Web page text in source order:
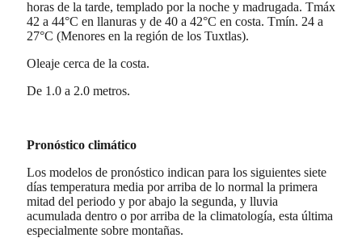
horas de la tarde, templado por la noche y madrugada. Tmáx
42 a 44°C en llanuras y de 40 a 42°C en costa. Tmín. 24 a
27°C (Menores en la región de los Tuxtlas).
Oleaje cerca de la costa.
De 1.0 a 2.0 metros.
Pronóstico climático
Los modelos de pronóstico indican para los siguientes siete
días temperatura media por arriba de lo normal la primera
mitad del periodo y por abajo la segunda, y lluvia
acumulada dentro o por arriba de la climatología, esta última
especialmente sobre montañas.